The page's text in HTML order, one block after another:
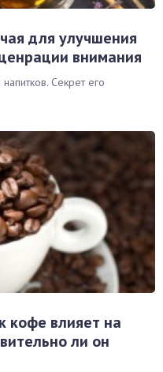
для улучшения
внимания
Секрет его
кофе влияет на
ли он